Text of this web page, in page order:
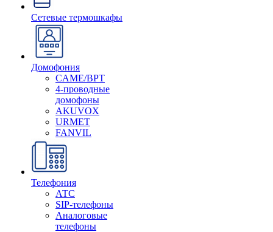
Сетевые термошкафы
Домофония
CAME/BPT
4-проводные
домофоны
AKUVOX
URMET
FANVIL
Телефония
АТС
SIP-телефоны
Аналоговые
телефоны